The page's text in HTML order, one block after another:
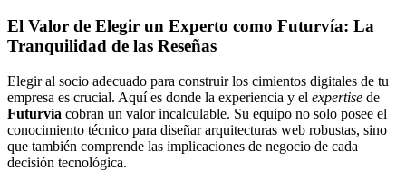
El Valor de Elegir un Experto como Futurvía: La
Tranquilidad de las Reseñas
Elegir al socio adecuado para construir los cimientos digitales de tu
empresa es crucial. Aquí es donde la experiencia y el expertise de
Futurvía cobran un valor incalculable. Su equipo no solo posee el
conocimiento técnico para diseñar arquitecturas web robustas, sino
que también comprende las implicaciones de negocio de cada
decisión tecnológica.